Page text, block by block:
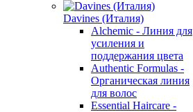
Davines (Италия)
Alchemic - Линия для
усиления и
поддержания цвета
Authentic Formulas -
Органическая линия
для волос
Essential Haircare -